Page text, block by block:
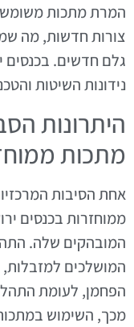
המרת מתכות
צורות חדשות, מה
גלם חדשים. בכנסים
נידונות השיטות
היתרונות
מתכות
אחת הסיבות
ממוחזרות בכנסים
המובהקים שלה.
המושלכים
הפחמן, לעומת
מכך, השימוש